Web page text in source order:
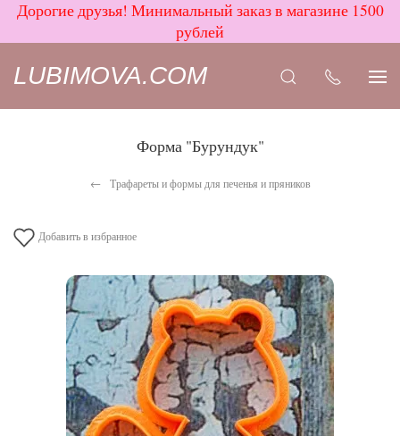
Дорогие друзья! Минимальный заказ в магазине 1500
рублей
LUBIMOVA.COM
Форма "Бурундук"
Трафареты и формы для печенья и пряников
Добавить в избранное